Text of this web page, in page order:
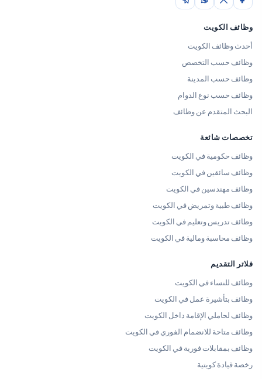
وظائف الكويت
أحدث وظائف الكويت
وظائف حسب التخصص
وظائف حسب المدينة
وظائف حسب نوع الدوام
البحث المتقدم عن وظائف
تخصصات شائعة
وظائف حكومية في الكويت
وظائف سائقين في الكويت
وظائف مهندسين في الكويت
وظائف طبية وتمريض في الكويت
وظائف تدريس وتعليم في الكويت
وظائف محاسبة ومالية في الكويت
فلاتر التقديم
وظائف للنساء في الكويت
وظائف بتأشيرة عمل في الكويت
وظائف لحاملي الإقامة داخل الكويت
وظائف متاحة للانضمام الفوري في الكويت
وظائف بمقابلات فورية في الكويت
رخصة قيادة كويتية